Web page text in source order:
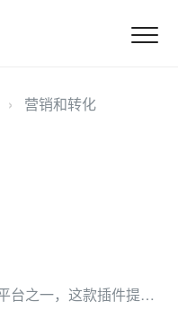
营销和转化
ShareASale是最知名的联盟营销平台之一，这款插件提供了跟踪代码埋点和商品同步功能，帮助你快速接入ShareASale，扩展流量渠道。